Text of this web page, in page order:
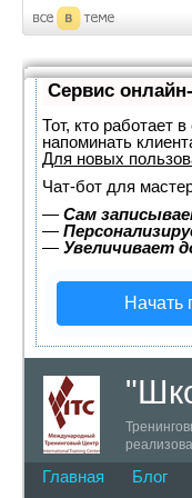
Сервис
Тот, кто работает
напоминать
Для новых
Чат-бот для
— Сам
—
— Увеличивает
Начать
и
Главная Блог